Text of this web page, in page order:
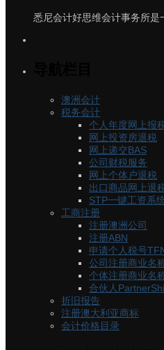
悉尼会计好思维会计事务所是
澳洲会计
税务会计
个人年度网上报
网上投资房退税
网上递交BAS
公司财税服务
网上个体户退税
出口商品网上退
STP一键工资系
工商注册
注册澳洲公司
注册ABN
申请个人税号
公司注册商业名
个体注册商业名
合伙人
折旧报告
注册澳大利亚商标
会计价格目录